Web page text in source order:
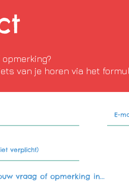
van je horen via het